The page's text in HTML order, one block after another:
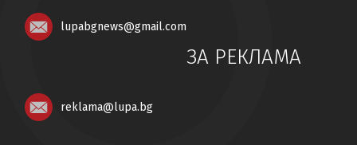
lupabgnews@gmail.com
ЗА РЕКЛАМА
reklama@lupa.bg